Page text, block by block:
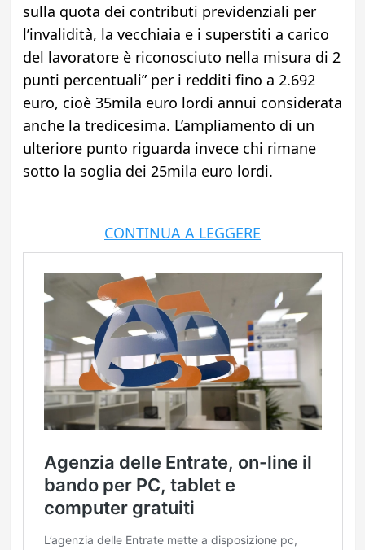
sulla quota dei contributi previdenziali per
l’invalidità, la vecchiaia e i superstiti a carico
del lavoratore è riconosciuto nella misura di 2
punti percentuali” per i redditi fino a 2.692
euro, cioè 35mila euro lordi annui considerata
anche la tredicesima. L’ampliamento di un
ulteriore punto riguarda invece chi rimane
sotto la soglia dei 25mila euro lordi.
CONTINUA A LEGGERE